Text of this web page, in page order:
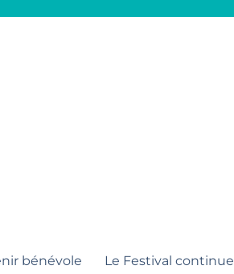
bénévole Le Festival continue